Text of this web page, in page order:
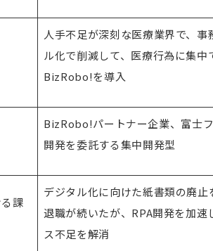
人手不足が深刻な医療業界で、
ル化で削減して、医療行為に集
BizRobo!を導入
BizRobo!パートナー企業、富士
開発を委託する集中開発型
課
デジタル化に向けた紙書類の廃
退職が続いたが、RPA開発を加
ス不足を解消